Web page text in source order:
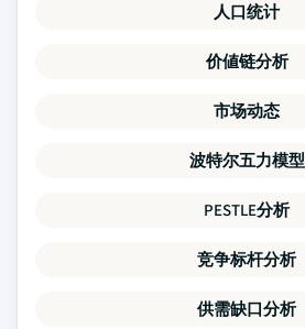
人口统计
价値链分析
市场动态
波特尔五力模型
PESTLE分析
竞争标杆分析
供需缺口分析